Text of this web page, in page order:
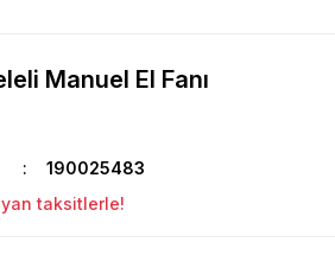
Manuel El Fanı
190025483
taksitlerle!